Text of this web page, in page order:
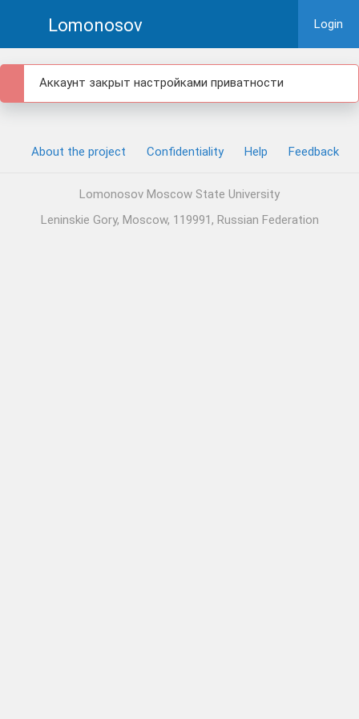
Lomonosov Login
Аккаунт закрыт настройками приватности
About the project Confidentiality Help Feedback
Lomonosov Moscow State University
Leninskie Gory, Moscow, 119991, Russian Federation